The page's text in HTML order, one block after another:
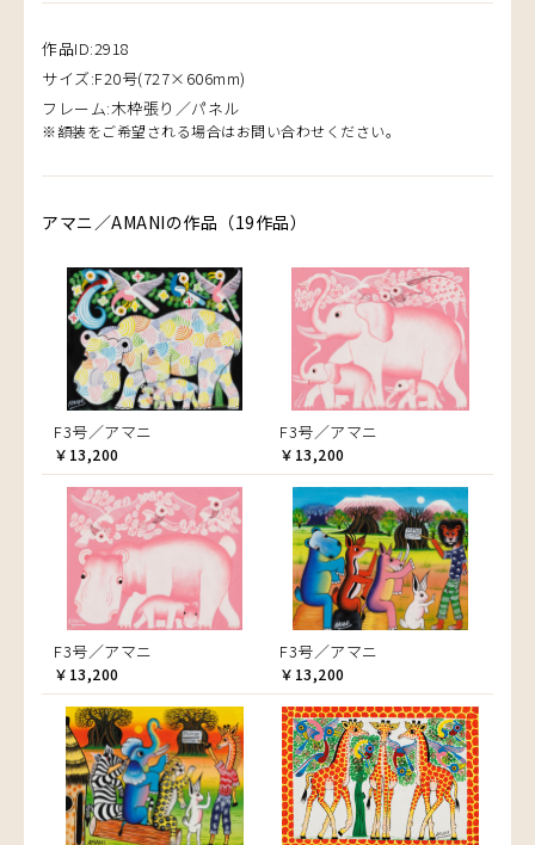
作品ID:2918
サイズ:F20号(727×606mm)
フレーム:木枠張り／パネル
※額装をご希望される場合はお問い合わせください。
アマニ／AMANIの作品（19作品）
F3号／アマニ
￥13,200
F3号／アマニ
￥13,200
F3号／アマニ
￥13,200
F3号／アマニ
￥13,200